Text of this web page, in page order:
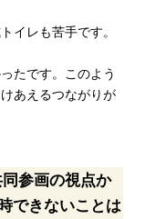
イレも苦手です。
たです。このよう
あえるつながりが
参画の視点か
できないことは